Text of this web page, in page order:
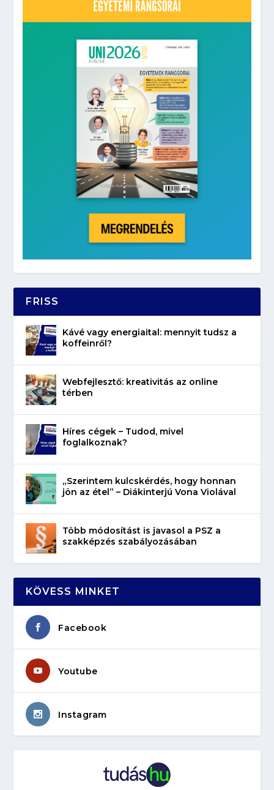
FRISS
Kávé vagy energiaital: mennyit tudsz a
koffeinről?
Webfejlesztő: kreativitás az online
térben
Híres cégek – Tudod, mivel
foglalkoznak?
„Szerintem kulcskérdés, hogy honnan
jön az étel” – Diákinterjú Vona Violával
Több módosítást is javasol a PSZ a
szakképzés szabályozásában
KÖVESS MINKET
Facebook
Youtube
Instagram